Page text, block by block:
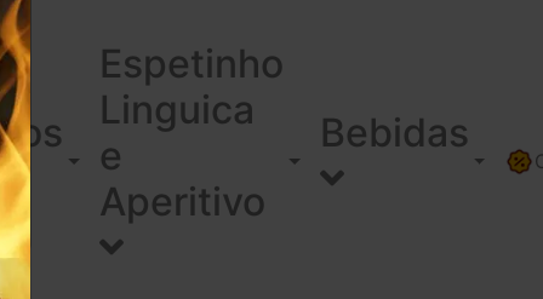
Espetinho
Linguica
e
Aperitivo
Bebidas